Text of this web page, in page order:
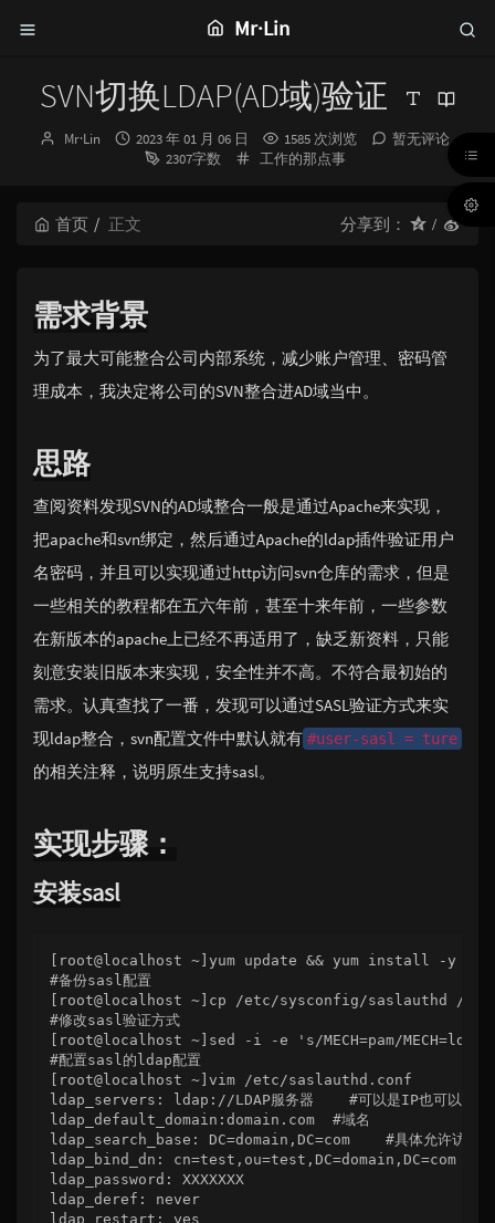
Mr·Lin
SVN切换LDAP(AD域)验证
博
Mr·Lin
发
布
2023 年 01 月 06 日 1585 次浏览
暂无评论
2307字数
分
工作的那点事
首页 正文 分享到：
需求背景
为了最大可能整合公司内部系统，减少账户管理、密码管
理成本，我决定将公司的SVN整合进AD域当中。
思路
查阅资料发现SVN的AD域整合一般是通过Apache来实现，
把apache和svn绑定，然后通过Apache的ldap插件验证用户
名密码，并且可以实现通过http访问svn仓库的需求，但是
一些相关的教程都在五六年前，甚至十来年前，一些参数
在新版本的apache上已经不再适用了，缺乏新资料，只能
刻意安装旧版本来实现，安全性并不高。不符合最初始的
需求。认真查找了一番，发现可以通过SASL验证方式来实
现ldap整合，svn配置文件中默认就有 #user-sasl = ture
的相关注释，说明原生支持sasl。
实现步骤：
安装sasl
[root@localhost ~]yum update && yum install -y
#备份sasl配置
[root@localhost ~]cp /etc/sysconfig/saslauthd /
#修改sasl验证方式
[root@localhost ~]sed -i -e 's/MECH=pam/
#配置sasl的ldap配置
[root@localhost ~]vim /etc/saslauthd.conf
ldap_servers: ldap://LDAP服务器    #可以是IP也可以是域
ldap_default_domain:domain.com  #域名
ldap_search_base: DC=domain,DC=com    #具体允许访问的
ldap_bind_dn: cn=test,ou=test,DC=domain,DC=com    #
ldap_password: XXXXXXX
ldap_deref: never
ldap_restart: yes